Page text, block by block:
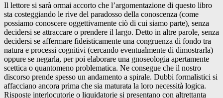
Il lettore si sarà ormai accorto che l’argomentazione di questo libro
sta costeggiando le rive del paradosso della conoscenza (come
possiamo conoscere oggettivamente ciò di cui siamo parte), senza
decidersi se attraccare o prendere il largo. Detto in altre parole, senza
decidersi se affermare fideisticamente una congruenza di fondo tra
natura e processi cognitivi (cercando eventualmente di dimostrarla)
oppure se negarla, per poi elaborare una gnoseologia apertamente
scettica o quantomeno problematica. Ne consegue che il nostro
discorso prende spesso un andamento a spirale. Dubbi formalistici si
affacciano ancora prima che sia maturata la loro necessità logica.
Risposte interlocutorie o liquidatorie si presentano con altrettanta